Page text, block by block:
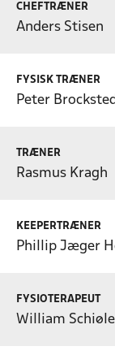
CHEFTRÆNER
Anders Stisen
FYSISK TRÆNER
Peter
TRÆNER
Rasmus Kragh
KEEPERTRÆNER
Phillip Jæger
FYSIOTERAPEUT
William